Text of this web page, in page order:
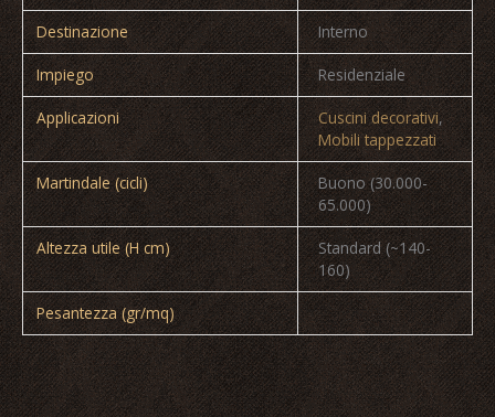
Destinazione Interno
Impiego Residenziale
Applicazioni Cuscini decorativi,
Mobili tappezzati
Martindale (cicli)
Buono (30.000-
65.000)
Altezza utile (H cm)
Standard (~140-
160)
Pesantezza (gr/mq)